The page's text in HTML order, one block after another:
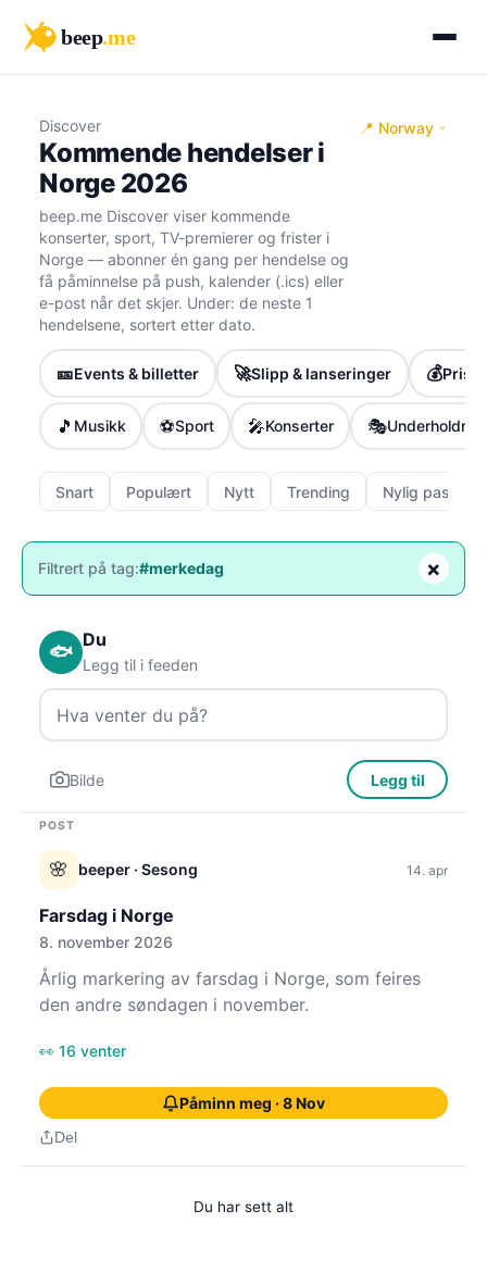
beep.me
Discover
Kommende hendelser i
Norge 2026
beep.me Discover viser kommende
konserter, sport, TV-premierer og frister i
Norge — abonner én gang per hendelse og
få påminnelse på push, kalender (.ics) eller
e-post når det skjer. Under: de neste 1
hendelsene, sortert etter dato.
📍 Norway
🎫Events & billetter 🚀Slipp & lanseringer 💰
🎵 Musikk ⚽Sport 🎤Konserter 🎭
Snart Populært Nytt Trending Nylig passert
Filtrert på tag:#merkedag ×
🐟
Du
Legg til i feeden
Bilde Legg til
POST
🌸 beeper · Sesong 14. apr
Farsdag i Norge
8. november 2026
Årlig markering av farsdag i Norge, som feires
den andre søndagen i november.
👀 16 venter
Påminn meg · 8 Nov
Del
Du har sett alt